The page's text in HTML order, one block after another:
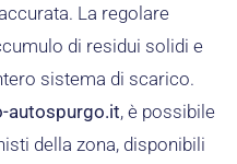
La regolare
di residui solidi e
sistema di scarico.
autospurgo.it, è possibile
della zona, disponibili